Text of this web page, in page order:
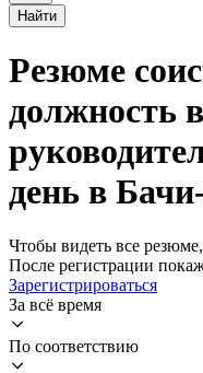
Найти
Резюме
должность
день в
Чтобы видеть все
После регистрации
Зарегистрироваться
За всё время
По соответствию